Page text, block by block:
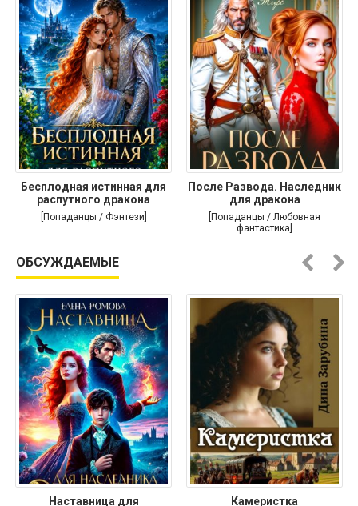
Бесплодная истинная для
распутного дракона
[Попаданцы / Фэнтези]
После Развода. Наследник
для дракона
[Попаданцы / Любовная
фантастика]
ОБСУЖДАЕМЫЕ
Наставница для Камеристка